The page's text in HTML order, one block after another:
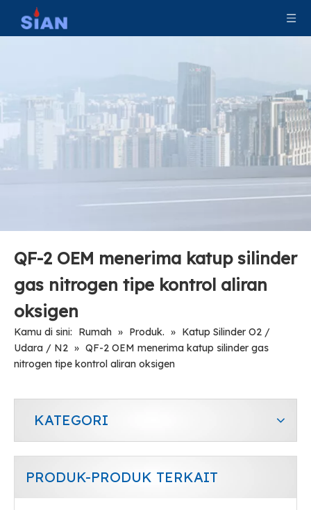
QF-2 OEM menerima katup silinder
gas nitrogen tipe kontrol aliran
oksigen
Kamu di sini: Rumah » Produk. » Katup Silinder O2 /
Udara / N2 » QF-2 OEM menerima katup silinder gas
nitrogen tipe kontrol aliran oksigen
KATEGORI
PRODUK-PRODUK TERKAIT
QF-2G1 Produsen Katup Katup Oksigen Nitrogen Gas Cylinder Dengan Katup